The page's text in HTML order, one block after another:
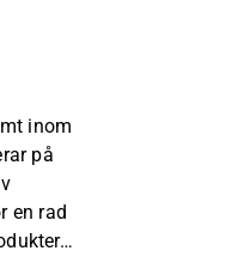
inom
på
en rad